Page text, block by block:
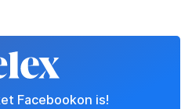
Facebookon is!